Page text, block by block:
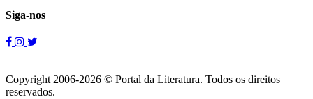
Siga-nos
Copyright 2006-2026 © Portal da Literatura. Todos os direitos
reservados.